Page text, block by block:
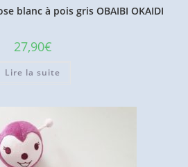
blanc à pois gris OBAIBI OKAIDI
27,90€
Lire la suite